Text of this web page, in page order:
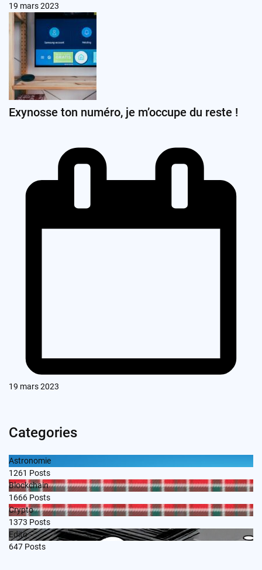
19 mars 2023
Exynosse ton numéro, je m’occupe du reste !
19 mars 2023
Categories
Astronomie
1261 Posts
Blockchain
1666 Posts
Crypto
1373 Posts
Edito
647 Posts